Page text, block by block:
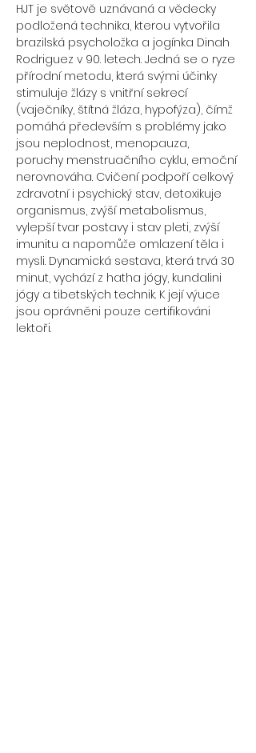
HJT je světově uznávaná a vědecky
podložená technika, kterou vytvořila
brazilská psycholožka a jogínka Dinah
Rodriguez v 90. letech. Jedná se o ryze
přírodní metodu, která svými účinky
stimuluje žlázy s vnitřní sekrecí
(vaječníky, štítná žláza, hypofýza), čímž
pomáhá především s problémy jako
jsou neplodnost, menopauza,
poruchy menstruačního cyklu, emoční
nerovnováha. Cvičení podpoří celkový
zdravotní i psychický stav, detoxikuje
organismus, zvýší metabolismus,
vylepší tvar postavy i stav pleti, zvýší
imunitu a napomůže omlazení těla i
mysli. Dynamická sestava, která trvá 30
minut, vychází z hatha jógy, kundalini
jógy a tibetských technik. K její výuce
jsou oprávněni pouze certifikováni
lektoři.